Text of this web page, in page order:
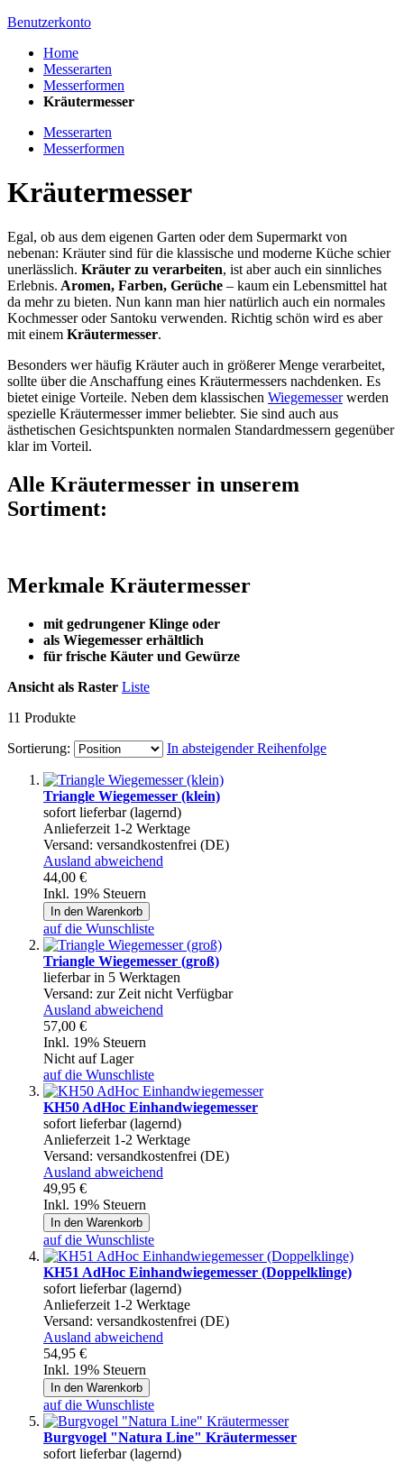
Benutzerkonto
Home
Messerarten
Messerformen
Kräutermesser
Messerarten
Messerformen
Kräutermesser
Egal, ob aus dem eigenen Garten oder dem Supermarkt von
nebenan: Kräuter sind für die klassische und moderne Küche schier
unerlässlich. Kräuter zu verarbeiten, ist aber auch ein sinnliches
Erlebnis. Aromen, Farben, Gerüche – kaum ein Lebensmittel hat
da mehr zu bieten. Nun kann man hier natürlich auch ein normales
Kochmesser oder Santoku verwenden. Richtig schön wird es aber
mit einem Kräutermesser.
Besonders wer häufig Kräuter auch in größerer Menge verarbeitet,
sollte über die Anschaffung eines Kräutermessers nachdenken. Es
bietet einige Vorteile. Neben dem klassischen Wiegemesserwerden
spezielle Kräutermesser immer beliebter. Sie sind auch aus
ästhetischen Gesichtspunkten normalen Standardmessern gegenüber
klar im Vorteil.
Alle Kräutermesser in unserem
Sortiment:
Merkmale Kräutermesser
mit gedrungener Klinge oder
als Wiegemesser erhältlich
für frische Käuter und Gewürze
Ansicht als Raster Liste
11 Produkte
Sortierung:
In absteigender Reihenfolge
Triangle Wiegemesser (klein)
sofort lieferbar (lagernd)
Anlieferzeit 1-2 Werktage
Versand: versandkostenfrei (DE)
Ausland abweichend
44,00 €
Inkl. 19% Steuern
In den Warenkorb
auf die Wunschliste
Triangle Wiegemesser (groß)
lieferbar in 5 Werktagen
Versand: zur Zeit nicht Verfügbar
Ausland abweichend
57,00 €
Inkl. 19% Steuern
Nicht auf Lager
auf die Wunschliste
KH50 AdHoc Einhandwiegemesser
sofort lieferbar (lagernd)
Anlieferzeit 1-2 Werktage
Versand: versandkostenfrei (DE)
Ausland abweichend
49,95 €
Inkl. 19% Steuern
In den Warenkorb
auf die Wunschliste
KH51 AdHoc Einhandwiegemesser (Doppelklinge)
sofort lieferbar (lagernd)
Anlieferzeit 1-2 Werktage
Versand: versandkostenfrei (DE)
Ausland abweichend
54,95 €
Inkl. 19% Steuern
In den Warenkorb
auf die Wunschliste
Burgvogel "Natura Line" Kräutermesser
sofort lieferbar (lagernd)